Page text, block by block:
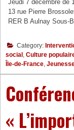
Jeudi 7 décembre de
13 rue Pierre
RER B Aulnay Sous-
Category:
social Culture
Île-de-France
«